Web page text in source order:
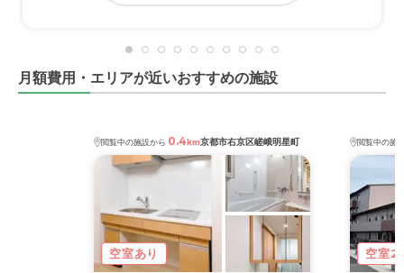
月額費用・エリアが近いおすすめの施設
閲覧中の施設から 0.4km京都市右京区嵯峨明星町
空室あり
閲覧中の施
空室2